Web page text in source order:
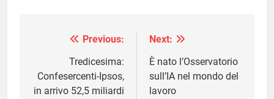
Navigazione
articoli
Previous:
Tredicesima:
Confesercenti-Ipsos,
in arrivo 52,5 miliardi
Next:
È nato l’Osservatorio
sull’IA nel mondo del
lavoro